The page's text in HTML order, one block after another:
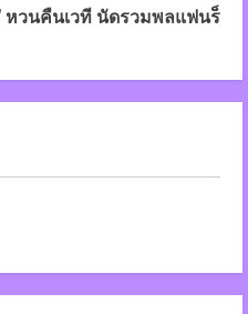
หวนคืนเวที นัดรวมพลแฟนร็